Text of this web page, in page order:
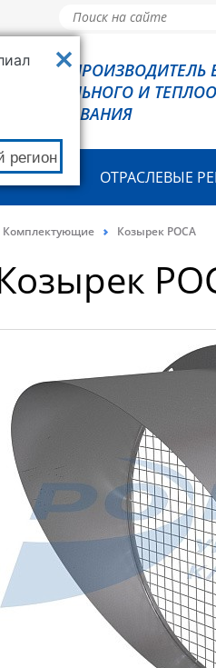
регион
РОВЕН - ПРОИЗВОДИТЕЛЬ
ХОЛОДИЛЬНОГО И
ОБОРУДОВАНИЯ
ОТРАСЛЕВЫЕ
Комплектующие Козырек РОСА